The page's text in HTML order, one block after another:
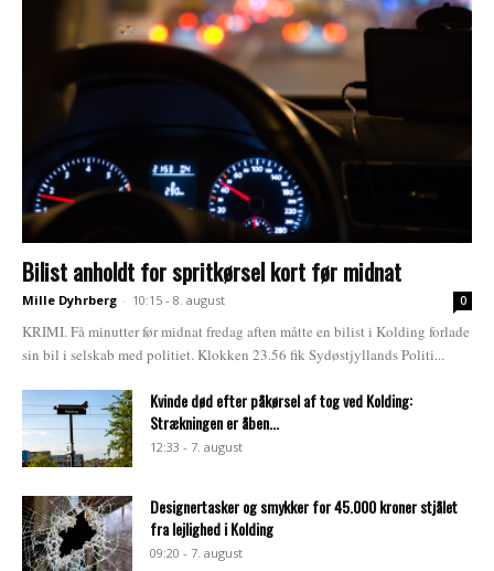
Bilist anholdt for spritkørsel kort før midnat
Mille Dyhrberg - 10:15 - 8. august 0
KRIMI. Få minutter før midnat fredag aften måtte en bilist i Kolding forlade
sin bil i selskab med politiet. Klokken 23.56 fik Sydøstjyllands Politi...
Kvinde død efter påkørsel af tog ved Kolding:
Strækningen er åben...
12:33 - 7. august
Designertasker og smykker for 45.000 kroner stjålet
fra lejlighed i Kolding
09:20 - 7. august